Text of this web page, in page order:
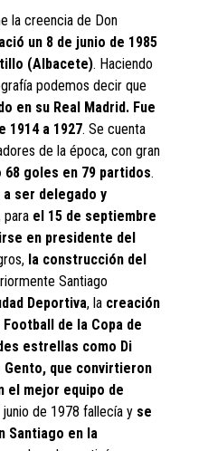
la creencia de Don
un 8 de junio de 1985
(Albacete). Haciendo
podemos decir que
en su Real Madrid. Fue
1914 a 1927. Se cuenta
de la época, con gran
68 goles en 79 partidos.
a ser delegado y
para el 15 de septiembre
en presidente del
la construcción del
Santiago
Deportiva, la creación
de la Copa de
estrellas como Di
Gento, que convirtieron
el mejor equipo de
junio de 1978 fallecía y se
Santiago en la